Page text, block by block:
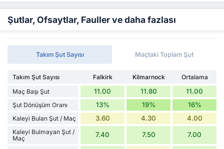
Şutlar, Ofsaytlar, Fauller ve daha fazlası
Takım Şut Sayısı Maçtaki Toplam Şut
Takım Şut Sayısı Falkirk Kilmarnock
Ortalama
Maç Başı Şut
11.00 11.80 11.00
Şut Dönüşüm Oranı 13% 19% 16%
Kaleyi Bulan Şut / Maç 3.60 4.30 4.00
Kaleyi Bulmayan Şut /
Maç
7.40 7.50 7.00